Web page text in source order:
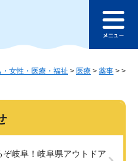
の本文へ
ュ
・女性・医療・福祉 > 医療 > 薬事 > >
岐阜！岐阜県アウトドア